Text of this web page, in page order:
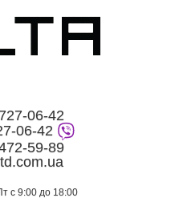
727-06-42
06-42
59-89
с 9:00 до 18:00